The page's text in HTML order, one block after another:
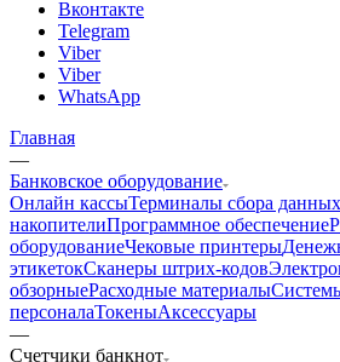
Вконтакте
Telegram
Viber
Viber
WhatsApp
Главная
—
Банковское оборудование
Онлайн кассыТерминалы сбора данных
накопителиПрограммное обеспечение
оборудованиеЧековые принтеры
этикетокСканеры штрих-кодов
обзорныеРасходные материалы
персоналаТокеныАксессуары
—
Счетчики банкнот